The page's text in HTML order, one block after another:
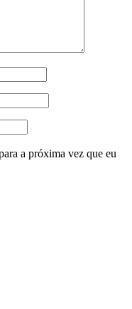
a próxima vez que eu